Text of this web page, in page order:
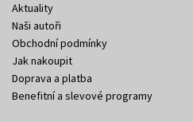
Aktuality
Naši autoři
Obchodní podmínky
Jak nakoupit
Doprava a platba
Benefitní a slevové programy